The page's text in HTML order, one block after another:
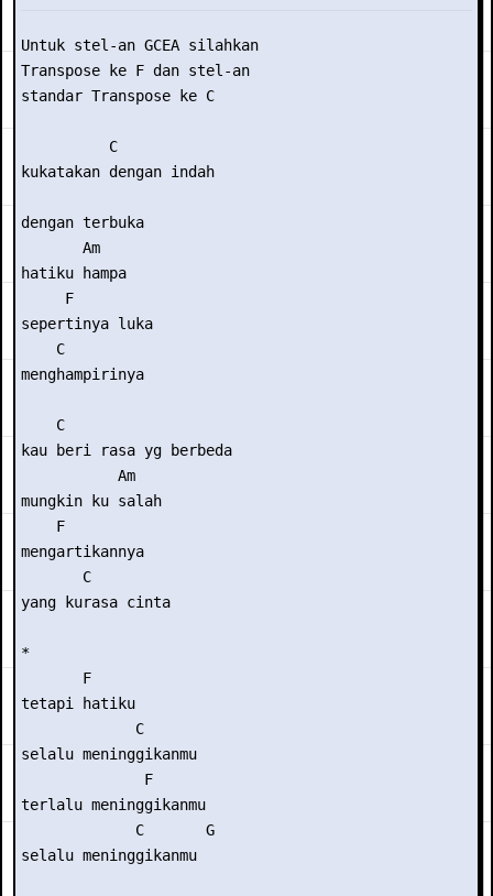
Untuk stel-an GCEA silahkan
Transpose ke F dan stel-an
standar Transpose ke C
          C
kukatakan dengan indah
dengan terbuka
       Am
hatiku hampa
     F
sepertinya luka
    C
menghampirinya
    C
kau beri rasa yg berbeda
           Am
mungkin ku salah
    F
mengartikannya
       C
yang kurasa cinta
*
       F
tetapi hatiku
             C
selalu meninggikanmu
              F
terlalu meninggikanmu
             C       G
selalu meninggikanmu